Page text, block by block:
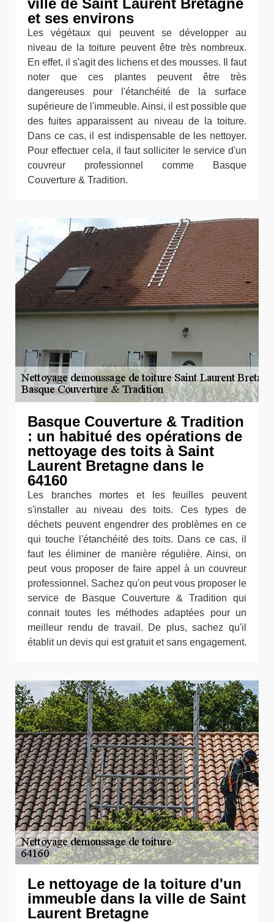
ville de Saint Laurent Bretagne
et ses environs
Les végétaux qui peuvent se développer au
niveau de la toiture peuvent être très nombreux.
En effet, il s'agit des lichens et des mousses. Il faut
noter que ces plantes peuvent être très
dangereuses pour l'étanchéité de la surface
supérieure de l'immeuble. Ainsi, il est possible que
des fuites apparaissent au niveau de la toiture.
Dans ce cas, il est indispensable de les nettoyer.
Pour effectuer cela, il faut solliciter le service d'un
couvreur professionnel comme Basque
Couverture & Tradition.
Basque Couverture & Tradition
: un habitué des opérations de
nettoyage des toits à Saint
Laurent Bretagne dans le
64160
Les branches mortes et les feuilles peuvent
s'installer au niveau des toits. Ces types de
déchets peuvent engendrer des problèmes en ce
qui touche l'étanchéité des toits. Dans ce cas, il
faut les éliminer de manière régulière. Ainsi, on
peut vous proposer de faire appel à un couvreur
professionnel. Sachez qu'on peut vous proposer le
service de Basque Couverture & Tradition qui
connait toutes les méthodes adaptées pour un
meilleur rendu de travail. De plus, sachez qu'il
établit un devis qui est gratuit et sans engagement.
Le nettoyage de la toiture d'un
immeuble dans la ville de Saint
Laurent Bretagne